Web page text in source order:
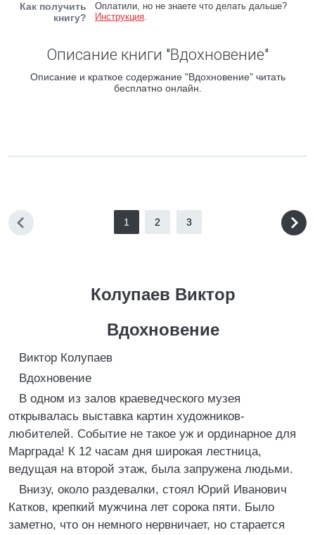
Как получить
книгу?
Оплатили, но не знаете что делать дальше?
Инструкция.
Описание книги "Вдохновение"
Описание и краткое содержание "Вдохновение" читать
бесплатно онлайн.
1 2 3
Колупаев Виктор
Вдохновение
Виктор Колупаев
Вдохновение
В одном из залов краеведческого музея
открывалась выставка картин художников-
любителей. Событие не такое уж и ординарное для
Марграда! К 12 часам дня широкая лестница,
ведущая на второй этаж, была запружена людьми.
Внизу, около раздевалки, стоял Юрий Иванович
Катков, крепкий мужчина лет сорока пяти. Было
заметно, что он немного нервничает, но старается